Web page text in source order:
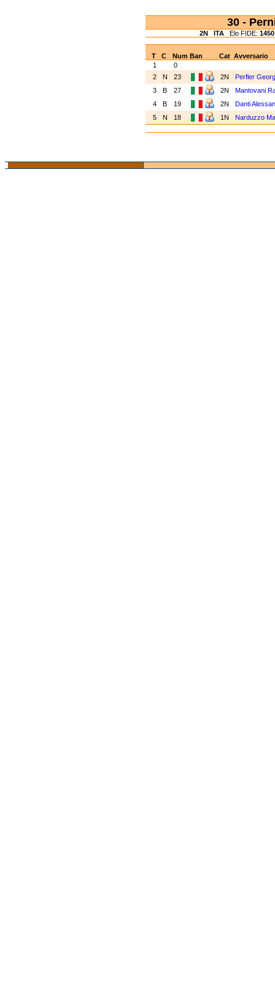
30 -
2N ITA Elo FIDE: 1450
T C NumBan Cat Avversario
1
0
2
N 23 2N
Perfler Georg
3
B 27 2N
Mantovani
4
B 19 2N
Danti
5
N 18 1N Narduzzo